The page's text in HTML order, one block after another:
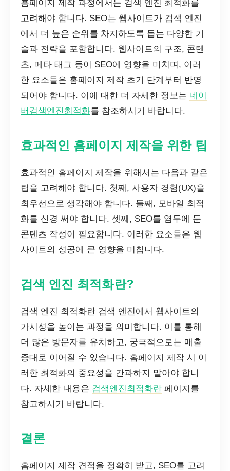
홈페이지 제작 과정에서는 검색 엔진 최적화를
고려해야 합니다. SEO는 웹사이트가 검색 엔진
에서 더 높은 순위를 차지하도록 돕는 다양한 기
술과 전략을 포함합니다. 웹사이트의 구조, 콘텐
츠, 메타 태그 등이 SEO에 영향을 미치며, 이러
한 요소들은 홈페이지 제작 초기 단계부터 반영
되어야 합니다. 이에 대한 더 자세한 정보는 네이
버검색엔진최적화를 참조하시기 바랍니다.
효과적인 홈페이지 제작을 위한 팁
효과적인 홈페이지 제작을 위해서는 다음과 같은
팁을 고려해야 합니다. 첫째, 사용자 경험(UX)을
최우선으로 생각해야 합니다. 둘째, 모바일 최적
화를 신경 써야 합니다. 셋째, SEO를 염두에 둔
콘텐츠 작성이 필요합니다. 이러한 요소들은 웹
사이트의 성공에 큰 영향을 미칩니다.
검색 엔진 최적화란?
검색 엔진 최적화란 검색 엔진에서 웹사이트의
가시성을 높이는 과정을 의미합니다. 이를 통해
더 많은 방문자를 유치하고, 궁극적으로는 매출
증대로 이어질 수 있습니다. 홈페이지 제작 시 이
러한 최적화의 중요성을 간과하지 말아야 합니
다. 자세한 내용은 검색엔진최적화란 페이지를
참고하시기 바랍니다.
결론
홈페이지 제작 견적을 정확히 받고, SEO를 고려